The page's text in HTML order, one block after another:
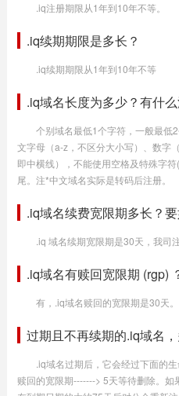
.iq注册期限从1年到10年不等。
.iq续期期限是多长？
.iq续期期限从1年到10年不等
.iq域名长度为多少？有什
个别域名最低1个字符，一般最低
文字母（a-z，不区分大小写）、数字
即中横线），不能使用空格及特殊字
尾。注*中文域名实际是转码后注册。
.iq域名续费宽限期多长？
.iq 域名续期宽限期是30天，我司
.iq域名有赎回宽限期 (rgp)
有，.iq域名赎回的宽限期是30天。
过期且不再续期的.iq域名
.iq域名过期后，它会经过下面的
赎回的宽限期-------> 5天等待删除。